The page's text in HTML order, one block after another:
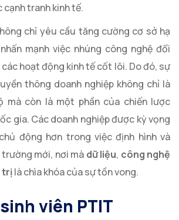
tranh kinh tế.
chỉ yêu cầu tăng cường cơ sở hạ
mạnh việc nhúng công nghệ đổi
hoạt động kinh tế cốt lõi. Do đó, sự
thông doanh nghiệp không chỉ là
mà còn là một phần của chiến lược
gia. Các doanh nghiệp được kỳ vọng
động hơn trong việc định hình và
mới, nơi mà dữ liệu, công nghệ
trịlà chìa khóa của sự tồn vong.
viên PTIT